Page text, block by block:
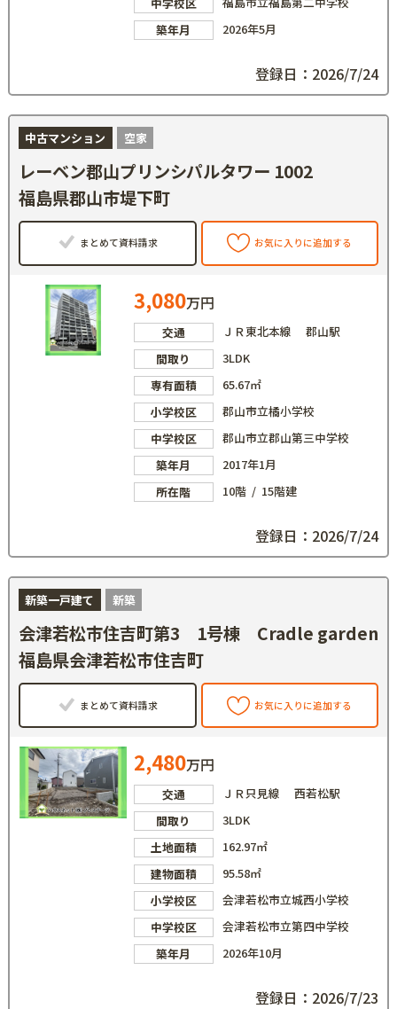
築年月
2026年5月
登録日：2026/7/24
中古マンション 空家
レーベン郡山プリンシパルタワー 1002
福島県郡山市堤下町
まとめて資料請求 お気に入りに追加する
3,080万円
交通
ＪＲ東北本線 郡山駅
間取り
3LDK
専有面積
65.67㎡
小学校区
郡山市立橘小学校
中学校区
郡山市立郡山第三中学校
築年月
2017年1月
所在階
10階 / 15階建
登録日：2026/7/24
新築一戸建て 新築
会津若松市住吉町第3 1号棟 Cradle garden
福島県会津若松市住吉町
まとめて資料請求 お気に入りに追加する
2,480万円
交通
ＪＲ只見線 西若松駅
間取り
3LDK
土地面積
162.97㎡
建物面積
95.58㎡
小学校区
会津若松市立城西小学校
中学校区
会津若松市立第四中学校
築年月
2026年10月
登録日：2026/7/23